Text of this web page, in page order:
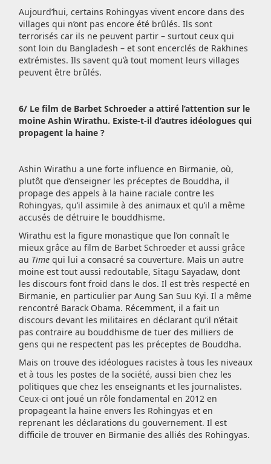
Aujourd’hui, certains Rohingyas vivent encore dans des
villages qui n’ont pas encore été brûlés. Ils sont
terrorisés car ils ne peuvent partir – surtout ceux qui
sont loin du Bangladesh – et sont encerclés de Rakhines
extrémistes. Ils savent qu’à tout moment leurs villages
peuvent être brûlés.
6/ Le film de Barbet Schroeder a attiré l’attention sur le
moine Ashin Wirathu. Existe-t-il d’autres idéologues qui
propagent la haine ?
Ashin Wirathu a une forte influence en Birmanie, où,
plutôt que d’enseigner les préceptes de Bouddha, il
propage des appels à la haine raciale contre les
Rohingyas, qu’il assimile à des animaux et qu’il a même
accusés de détruire le bouddhisme.
Wirathu est la figure monastique que l’on connaît le
mieux grâce au film de Barbet Schroeder et aussi grâce
au Time qui lui a consacré sa couverture. Mais un autre
moine est tout aussi redoutable, Sitagu Sayadaw, dont
les discours font froid dans le dos. Il est très respecté en
Birmanie, en particulier par Aung San Suu Kyi. Il a même
rencontré Barack Obama. Récemment, il a fait un
discours devant les militaires en déclarant qu’il n’était
pas contraire au bouddhisme de tuer des milliers de
gens qui ne respectent pas les préceptes de Bouddha.
Mais on trouve des idéologues racistes à tous les niveaux
et à tous les postes de la société, aussi bien chez les
politiques que chez les enseignants et les journalistes.
Ceux-ci ont joué un rôle fondamental en 2012 en
propageant la haine envers les Rohingyas et en
reprenant les déclarations du gouvernement. Il est
difficile de trouver en Birmanie des alliés des Rohingyas.